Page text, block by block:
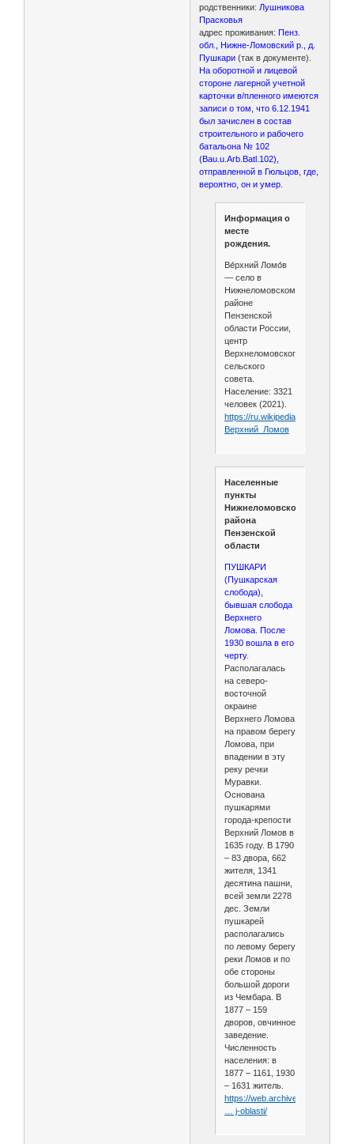
родственники: Лушникова
Прасковья
адрес проживания:Пенз.
обл., Нижне-Ломовский р., д.
Пушкари(так в документе).
На оборотной и лицевой
стороне лагерной учетной
карточки в/пленного имеются
записи о том, что 6.12.1941
был зачислен в состав
строительного и рабочего
батальона № 102
(Bau.u.Arb.Batl.102),
отправленной в Гюльцов, где,
вероятно, он и умер.
Информация о
месте
рождения.
Ве́рхний Ломо́в
— село в
Нижнеломовском
районе
Пензенской
области России,
центр
Верхнеломовского
сельского
совета.
Население: 3321
человек (2021).
https://ru.wikipedia.org/wiki/
Верхний_Ломов
Населенные
пункты
Нижнеломовского
района
Пензенской
области
ПУШКАРИ
(Пушкарская
слобода),
бывшая слобода
Верхнего
Ломова. После
1930 вошла в его
черту.
Располагалась
на северо-
восточной
окраине
Верхнего Ломова
на правом берегу
Ломова, при
впадении в эту
реку речки
Муравки.
Основана
пушкарями
города-крепости
Верхний Ломов в
1635 году. В 1790
– 83 двора, 662
жителя, 1341
десятина пашни,
всей земли 2278
дес. Земли
пушкарей
располагались
по левому берегу
реки Ломов и по
обе стороны
большой дороги
из Чембара. В
1877 – 159
дворов, овчинное
заведение.
Численность
населения: в
1877 – 1161, 1930
– 1631 житель.
https://web.archive.org/web/
… j-oblasti/